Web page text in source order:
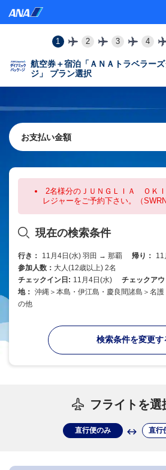
1 2 3 4
航空券＋宿泊「ＡＮＡトラベラー
ジ」 プラン選択
お支払い金額
2名様分のＪＵＮＧＬＩＡ ＯＫＩ
レジャーをご予約下さい。（
現在の検索条件
行き： 11月4日(水) 羽田 → 那覇 帰り：
11
参加人数： 大人(12歳以上) 2名
チェックイン日: 11月4日(水) チェックア
地： 沖縄＞本島・伊江島・慶良間諸島＞名
の他
検索条件を変更す
フライトを選
直行便のみ 直行